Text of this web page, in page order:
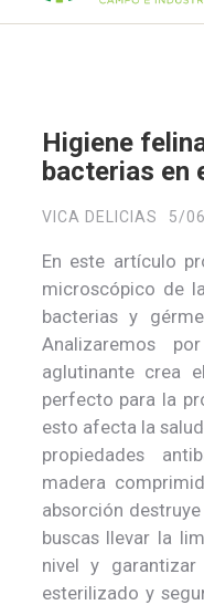
Higiene
bacterias en
VICA DELICIAS 5/
En este artículo
microscópico de
bacterias y
Analizaremos
aglutinante crea
perfecto para la
esto afecta la
propiedades
madera
absorción
buscas llevar la
nivel y garantizar
esterilizado y